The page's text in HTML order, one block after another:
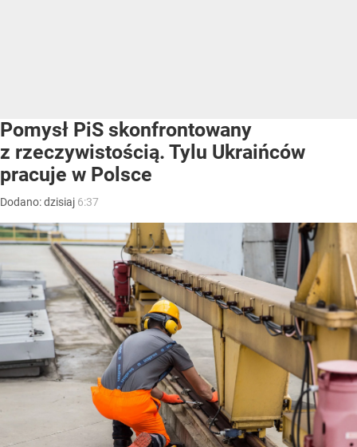
Pomysł PiS skonfrontowany
z rzeczywistością. Tylu Ukraińców
pracuje w Polsce
Dodano:dzisiaj 6:37